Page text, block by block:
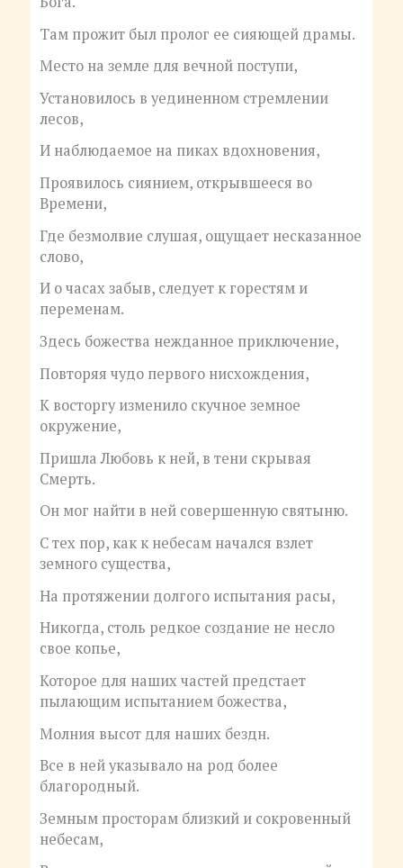
Там прожит был пролог ее сияющей драмы.
Место на земле для вечной поступи,
Установилось в уединенном стремлении
лесов,
И наблюдаемое на пиках вдохновения,
Проявилось сиянием, открывшееся во
Времени,
Где безмолвие слушая, ощущает несказанное
слово,
И о часах забыв, следует к горестям и
переменам.
Здесь божества нежданное приключение,
Повторяя чудо первого нисхождения,
К восторгу изменило скучное земное
окружение,
Пришла Любовь к ней, в тени скрывая
Смерть.
Он мог найти в ней совершенную святыню.
С тех пор, как к небесам начался взлет
земного существа,
На протяжении долгого испытания расы,
Никогда, столь редкое создание не несло
свое копье,
Которое для наших частей предстает
пылающим испытанием божества,
Молния высот для наших бездн.
Все в ней указывало на род более
благородный.
Земным просторам близкий и сокровенный
небесам,